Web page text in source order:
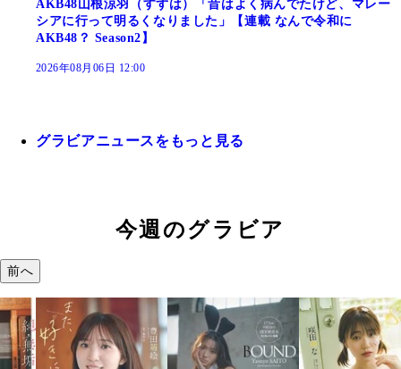
AKB48山根涼羽（すずは）「昔はよく病んでたけど、マレー
シアに行って明るくなりました」【連載 なんで令和に
AKB48？ Season2】
2026年08月06日 12:00
グラビアニュースをもっと見る
今週のグラビア
前へ